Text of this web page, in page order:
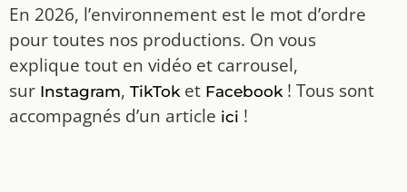
En 2026, l’environnement est le mot d’ordre
pour toutes nos productions. On vous
explique tout en vidéo et carrousel,
sur Instagram, TikToket Facebook! Tous sont
accompagnés d’un article ici !